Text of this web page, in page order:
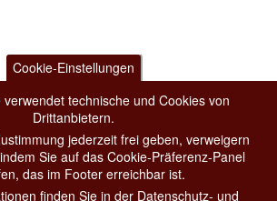
Cookie-Einstellungen
verwendet technische und Cookies von
Drittanbietern.
jederzeit frei geben, verweigern
Sie auf das Cookie-Präferenz-Panel
das im Footer erreichbar ist.
finden Sie in der Datenschutz- und